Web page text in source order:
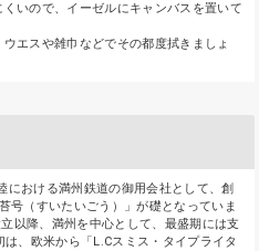
いので、イーゼルにキャンバスを置いて
エスや雑巾などでその都度拭きましょ
における満州鉄道の御用会社として、創
号（すいたいごう）」が礎となっていま
以降、満州を中心として、最盛期には支
、欧米から「L.Cスミス・タイプライタ